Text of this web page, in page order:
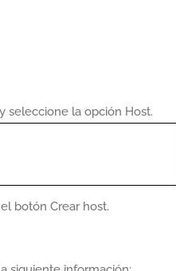
seleccione la opción Host.
botón Crear host.